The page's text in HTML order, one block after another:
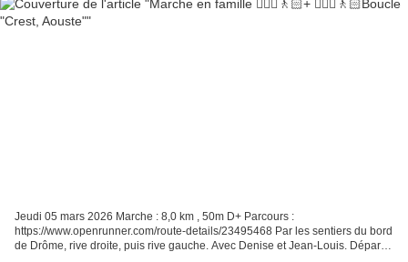
Jeudi 05 mars 2026 Marche : 8,0 km , 50m D+ Parcours :
https://www.openrunner.com/route-details/23495468 Par les sentiers du bord
de Drôme, rive droite, puis rive gauche. Avec Denise et Jean-Louis. Départ